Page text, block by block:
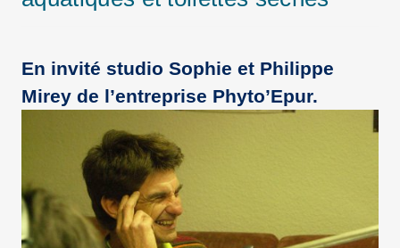
En invité studio Sophie et Philippe
Mirey de l’entreprise Phyto’Epur.